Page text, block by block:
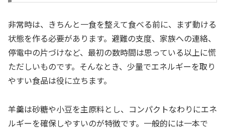
非常時は、きちんと一食を整えて食べる前に、まず動ける
状態を作る必要があります。避難の支度、家族への連絡、
停電中の片づけなど、最初の数時間は思っている以上に慌
ただしいものです。そんなとき、少量でエネルギーを取り
やすい食品は役に立ちます。
羊羹は砂糖や小豆を主原料とし、コンパクトなわりにエネ
ルギーを確保しやすいのが特徴です。一般的には一本で